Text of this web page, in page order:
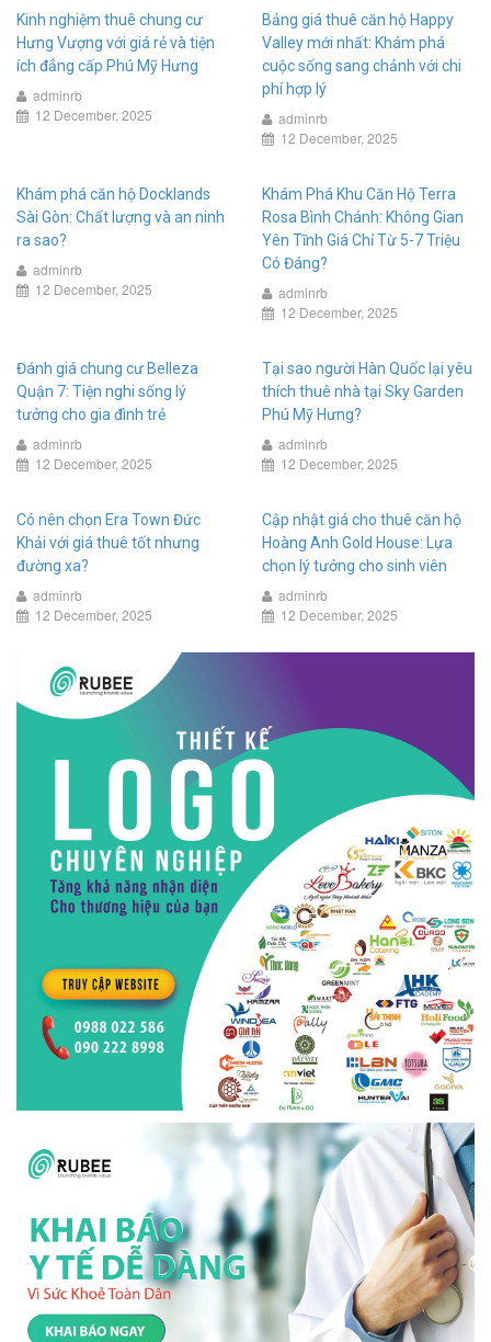
Kinh nghiệm thuê chung cư
Hưng Vượng với giá rẻ và tiện
ích đẳng cấp Phú Mỹ Hưng
adminrb
12 December, 2025
Bảng giá thuê căn hộ Happy
Valley mới nhất: Khám phá
cuộc sống sang chảnh với chi
phí hợp lý
adminrb
12 December, 2025
Khám phá căn hộ Docklands
Sài Gòn: Chất lượng và an ninh
ra sao?
adminrb
12 December, 2025
Khám Phá Khu Căn Hộ Terra
Rosa Bình Chánh: Không Gian
Yên Tĩnh Giá Chỉ Từ 5-7 Triệu
Có Đáng?
adminrb
12 December, 2025
Đánh giá chung cư Belleza
Quận 7: Tiện nghi sống lý
tưởng cho gia đình trẻ
adminrb
12 December, 2025
Tại sao người Hàn Quốc lại yêu
thích thuê nhà tại Sky Garden
Phú Mỹ Hưng?
adminrb
12 December, 2025
Có nên chọn Era Town Đức
Khải với giá thuê tốt nhưng
đường xa?
adminrb
12 December, 2025
Cập nhật giá cho thuê căn hộ
Hoàng Anh Gold House: Lựa
chọn lý tưởng cho sinh viên
adminrb
12 December, 2025